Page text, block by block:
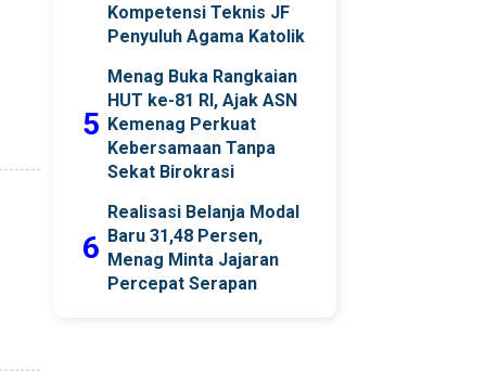
Kompetensi Teknis JF
Penyuluh Agama Katolik
5
Menag Buka Rangkaian
HUT ke-81 RI, Ajak ASN
Kemenag Perkuat
Kebersamaan Tanpa
Sekat Birokrasi
6
Realisasi Belanja Modal
Baru 31,48 Persen,
Menag Minta Jajaran
Percepat Serapan